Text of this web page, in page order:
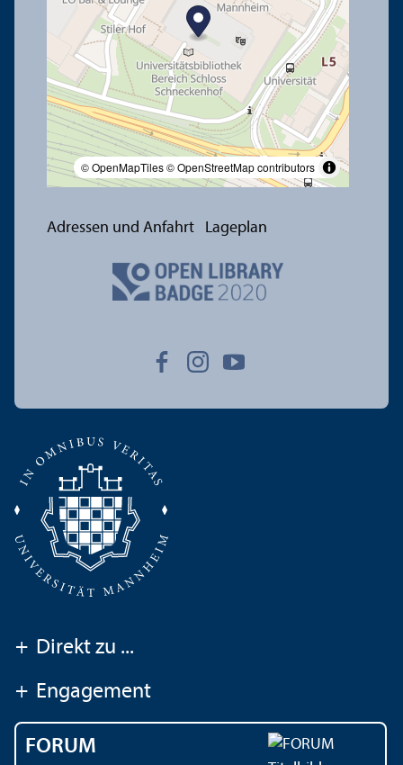
© OpenMapTiles© OpenStreetMap contributors
Adressen und Anfahrt Lageplan
+ Direkt zu ...
+ Engagement
FORUM